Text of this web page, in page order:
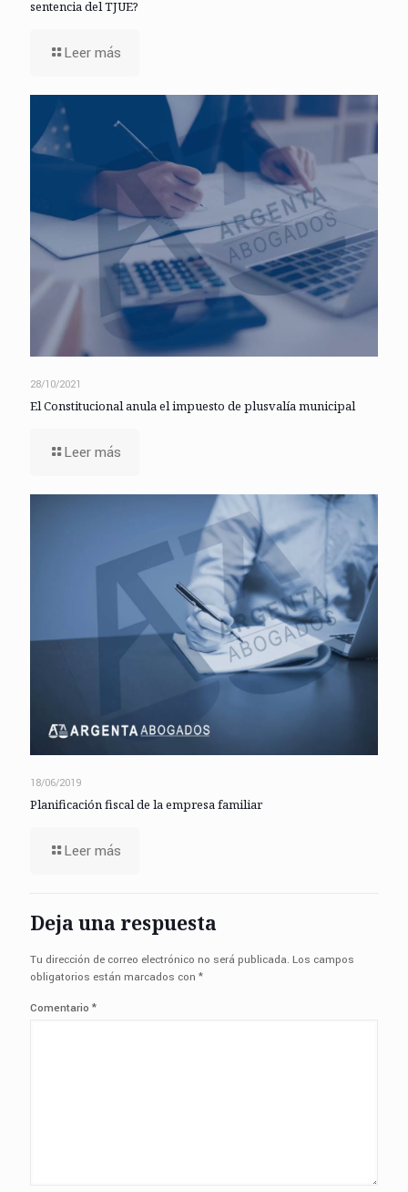
sentencia del TJUE?
Leer más
28/10/2021
El Constitucional anula el impuesto de plusvalía municipal
Leer más
18/06/2019
Planificación fiscal de la empresa familiar
Leer más
Deja una respuesta
Tu dirección de correo electrónico no será publicada. Los campos
obligatorios están marcados con *
Comentario *